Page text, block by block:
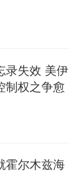
录失效 美伊
制权之争愈
霍尔木兹海